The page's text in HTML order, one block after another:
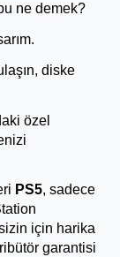
ne demek?
diske
özel
PS5, sadece
için harika
garantisi